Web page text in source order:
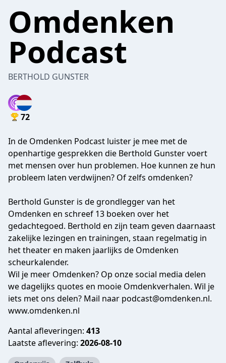
Omdenken
Podcast
BERTHOLD GUNSTER
72
In de Omdenken Podcast luister je mee met de
openhartige gesprekken die Berthold Gunster voert
met mensen over hun problemen. Hoe kunnen ze hun
probleem laten verdwijnen? Of zelfs omdenken?
Berthold Gunster is de grondlegger van het
Omdenken en schreef 13 boeken over het
gedachtegoed. Berthold en zijn team geven daarnaast
zakelijke lezingen en trainingen, staan regelmatig in
het theater en maken jaarlijks de Omdenken
scheurkalender.
Wil je meer Omdenken? Op onze social media delen
we dagelijks quotes en mooie Omdenkverhalen. Wil je
iets met ons delen? Mail naar podcast@omdenken.nl.
www.omdenken.nl
Aantal afleveringen: 413
Laatste aflevering: 2026-08-10